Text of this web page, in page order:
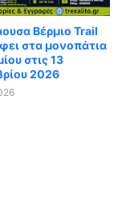
Βέρμιο Trail
στα μονοπάτια
στις 13
2026